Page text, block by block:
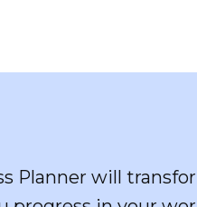
Planner will